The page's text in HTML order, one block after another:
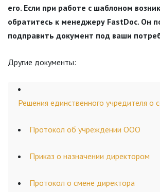
его. Если при работе с шаблоном
обратитесь к менеджеру FastDoc. Он
подправить документ под ваши
Другие документы:
Решения единственного учредителя о
Протокол об учреждении ООО
Приказ о назначении директором
Протокол о смене директора